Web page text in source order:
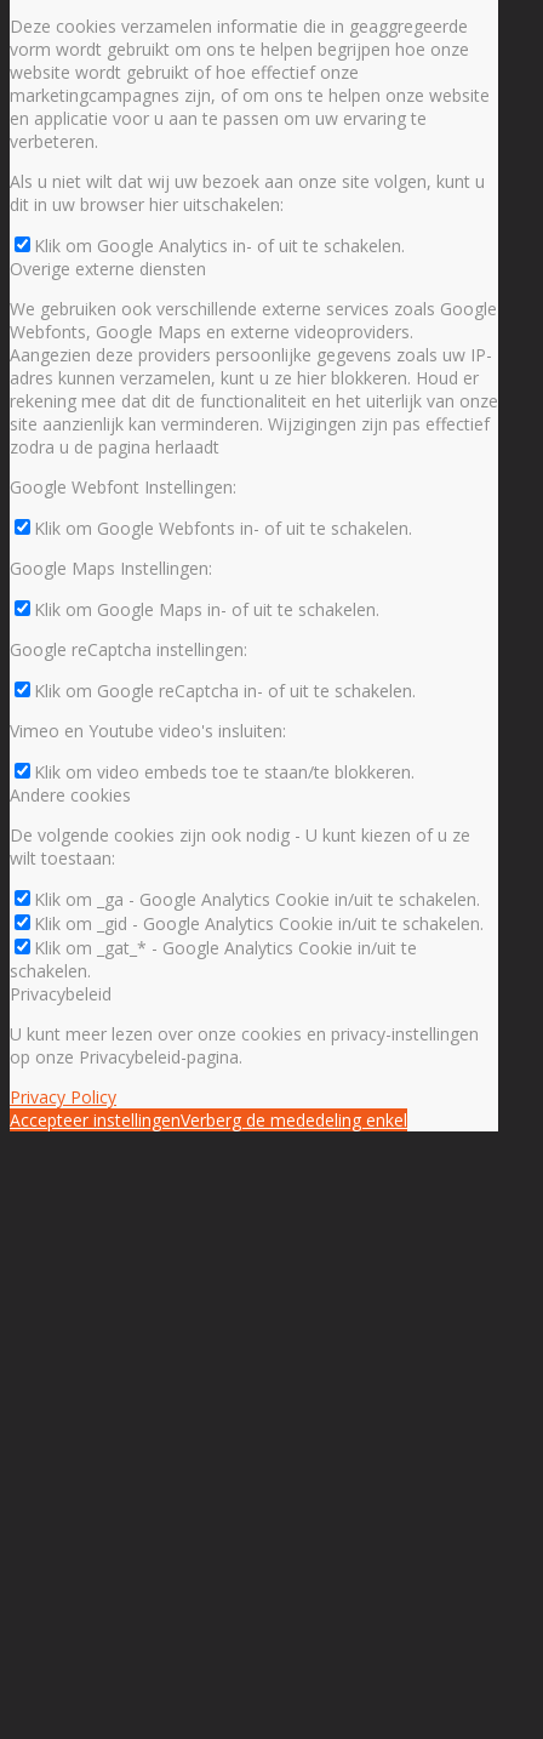
Deze cookies verzamelen informatie die in geaggregeerde
vorm wordt gebruikt om ons te helpen begrijpen hoe onze
website wordt gebruikt of hoe effectief onze
marketingcampagnes zijn, of om ons te helpen onze website
en applicatie voor u aan te passen om uw ervaring te
verbeteren.
Als u niet wilt dat wij uw bezoek aan onze site volgen, kunt u
dit in uw browser hier uitschakelen:
Klik om Google Analytics in- of uit te schakelen.
Overige externe diensten
We gebruiken ook verschillende externe services zoals Google
Webfonts, Google Maps en externe videoproviders.
Aangezien deze providers persoonlijke gegevens zoals uw IP-
adres kunnen verzamelen, kunt u ze hier blokkeren. Houd er
rekening mee dat dit de functionaliteit en het uiterlijk van onze
site aanzienlijk kan verminderen. Wijzigingen zijn pas effectief
zodra u de pagina herlaadt
Google Webfont Instellingen:
Klik om Google Webfonts in- of uit te schakelen.
Google Maps Instellingen:
Klik om Google Maps in- of uit te schakelen.
Google reCaptcha instellingen:
Klik om Google reCaptcha in- of uit te schakelen.
Vimeo en Youtube video's insluiten:
Klik om video embeds toe te staan/te blokkeren.
Andere cookies
De volgende cookies zijn ook nodig - U kunt kiezen of u ze
wilt toestaan:
Klik om _ga - Google Analytics Cookie in/uit te schakelen.
Klik om _gid - Google Analytics Cookie in/uit te schakelen.
Klik om _gat_* - Google Analytics Cookie in/uit te
schakelen.
Privacybeleid
U kunt meer lezen over onze cookies en privacy-instellingen
op onze Privacybeleid-pagina.
Privacy Policy
Accepteer instellingenVerberg de mededeling enkel